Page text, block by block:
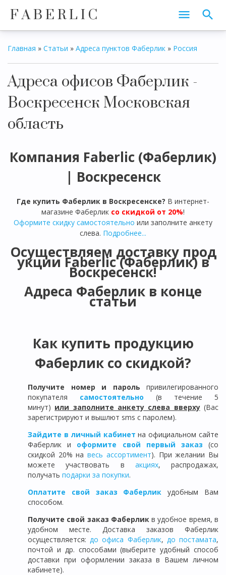
F A B E R L I C
Главная » Статьи » Адреса пунктов Фаберлик » Россия
Адреса офисов Фаберлик -
Воскресенск Московская
область
Компания Faberlic (Фаберлик)
| Воскресенск
Где купить Фаберлик в Воскресенске? В интернет-
магазине Фаберлик со скидкой от 20%!
Оформите скидку самостоятельно или заполните анкету
слева. Подробнее...
Осуществляем доставку прод
укции Faberlic (Фаберлик) в
Воскресенск!
Адреса Фаберлик в конце
статьи
Как купить продукцию
Фаберлик со скидкой?
Получите номер и пароль привилегированного
покупателя самостоятельно (в течение 5
минут) или заполните анкету слева вверху(Вас
зарегистрируют и вышлют sms с паролем).
Зайдите в личный кабинет на официальном сайте
Фаберлик и оформите свой первый заказ (со
скидкой 20% навесь ассортимент). При желании Вы
можете участвовать в акциях, распродажах,
получать подарки за покупки.
Оплатите свой заказ Фаберлик удобным Вам
способом.
Получите свой заказ Фаберликв удобное время, в
удобном месте. Доставка заказов Фаберлик
осуществляется:до офиса Фаберлик, до постамата,
почтой и др. способами (выберите удобный способ
доставки при оформлении заказа в Вашем личном
кабинете).